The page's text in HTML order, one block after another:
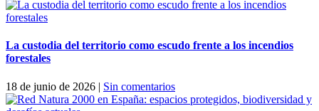
La custodia del territorio como escudo frente a los incendios
forestales
18 de junio de 2026 | Sin comentarios